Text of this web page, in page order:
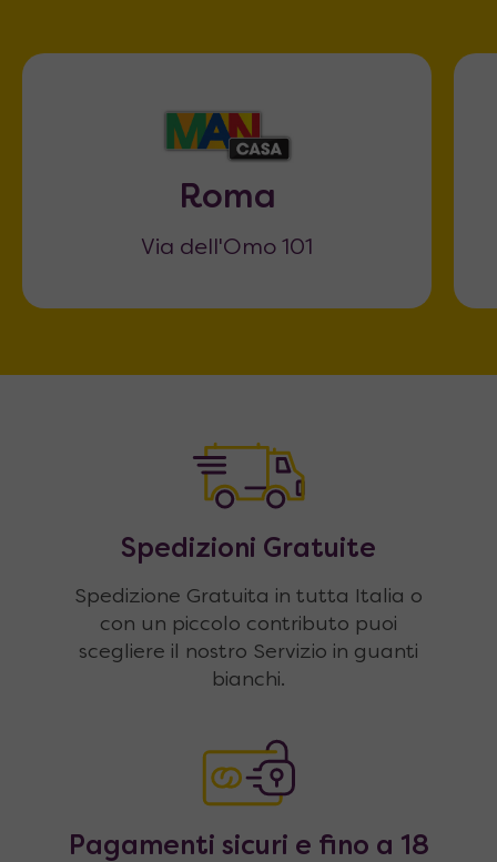
Roma
Via dell'Omo 101
Spedizioni Gratuite
Spedizione Gratuita in tutta Italia o
con un piccolo contributo puoi
scegliere il nostro Servizio in guanti
bianchi.
Pagamenti sicuri e fino a 18